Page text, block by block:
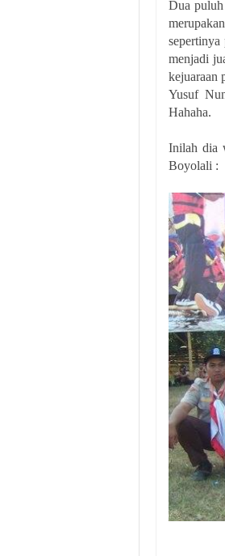
Dua
menjadi
kejuaraan
Yusuf
Hahaha.
Inilah dia
Boyolali :